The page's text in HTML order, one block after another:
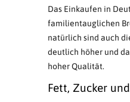
Das Einkaufen in
familientauglichen
natürlich sind auch
deutlich höher und
hoher Qualität.
Fett, Zucker